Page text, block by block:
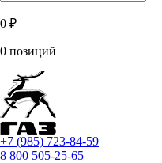
0 ₽
0 позиций
+7 (985) 723-84-59
8 800 505-25-65